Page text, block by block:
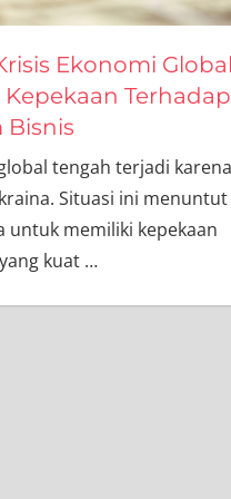
Ekonomi
Terhadap
Bisnis
tengah terjadi karena
Situasi ini menuntut
untuk memiliki kepekaan
kuat …